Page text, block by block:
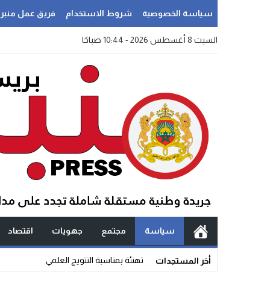
سياسة الخصوصية شروط الاستخدام فريق عمل
السبت 8 أغسطس 2026 - 10:44 صباحًا
سياسة مجتمع جهويات اقتصاد
أخر المستجدات سؤال _